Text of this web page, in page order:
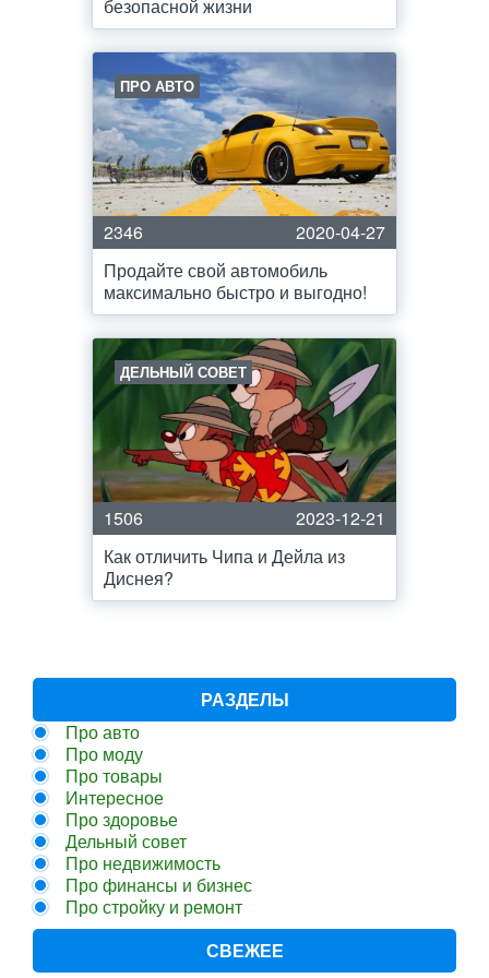
безопасной жизни
ПРО АВТО
2346
2020-04-27
Продайте свой автомобиль
максимально быстро и выгодно!
ДЕЛЬНЫЙ СОВЕТ
1506
2023-12-21
Как отличить Чипа и Дейла из
Диснея?
РАЗДЕЛЫ
Про авто
Про моду
Про товары
Интересное
Про здоровье
Дельный совет
Про недвижимость
Про финансы и бизнес
Про стройку и ремонт
СВЕЖЕЕ